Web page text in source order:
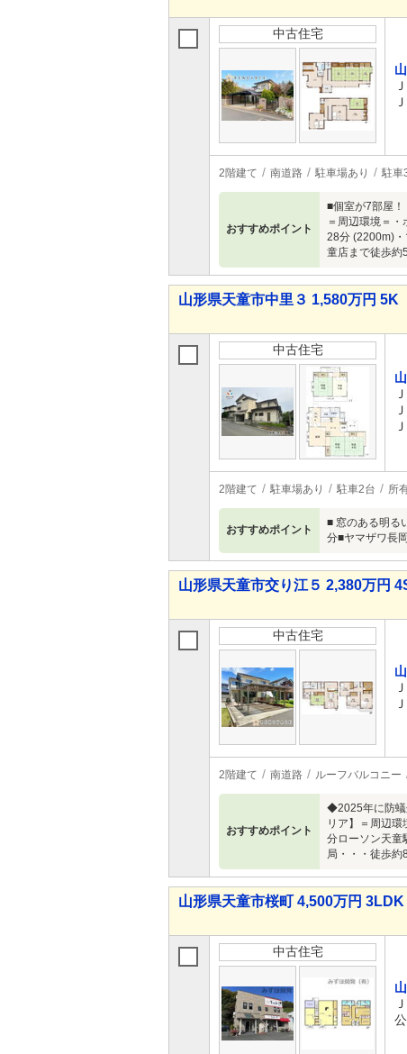
中古住宅
2階建て 南道路 駐車場あり 駐車
おすすめポイント
■個室が7部屋！
＝周辺環境＝
28分 (2200m)
童店まで徒歩約
山形県天童市中里３ 1,580万円 5K
中古住宅
2階建て 駐車場あり 駐車2台 所
おすすめポイント
■ 窓のある明
分■ヤマザワ長
山形県天童市交り江５ 2,380万円
中古住宅
2階建て 南道路 ルーフバルコニー
おすすめポイント
◆2025年に防蟻
リア】＝周辺
分ローソン天童
局・・・徒歩約
山形県天童市桜町 4,500万円 3LDK
中古住宅